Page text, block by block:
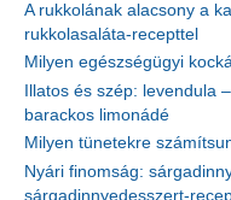
A rukkolának alacsony a
rukkolasaláta-recepttel
Milyen egészségügyi
Illatos és szép: levendula
barackos limonádé
Milyen tünetekre
Nyári finomság:
sárgadinnyedesszert-